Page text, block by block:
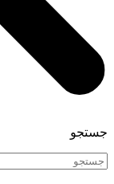
جستجو